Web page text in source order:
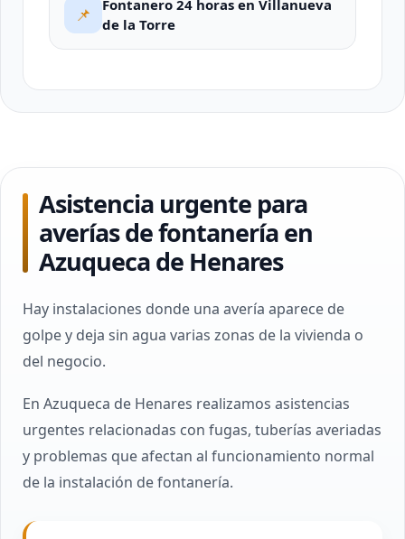
📌
Fontanero 24 horas en Villanueva
de la Torre
Asistencia urgente para
averías de fontanería en
Azuqueca de Henares
Hay instalaciones donde una avería aparece de
golpe y deja sin agua varias zonas de la vivienda o
del negocio.
En Azuqueca de Henares realizamos asistencias
urgentes relacionadas con fugas, tuberías averiadas
y problemas que afectan al funcionamiento normal
de la instalación de fontanería.